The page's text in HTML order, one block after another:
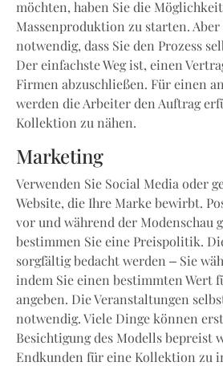
möchten, haben Sie die
Massenproduktion zu starten. Aber
notwendig, dass Sie den Prozess
Der einfachste Weg ist, einen
Firmen abzuschließen. Für einen
werden die Arbeiter den Auftrag
Kollektion zu nähen.
Marketing
Verwenden Sie Social Media oder
Website, die Ihre Marke bewirbt.
vor und während der Modenschau
bestimmen Sie eine Preispolitik.
sorgfältig bedacht werden – Sie
indem Sie einen bestimmten Wert
angeben. Die Veranstaltungen
notwendig. Viele Dinge können
Besichtigung des Modells bepreist
Endkunden für eine Kollektion zu